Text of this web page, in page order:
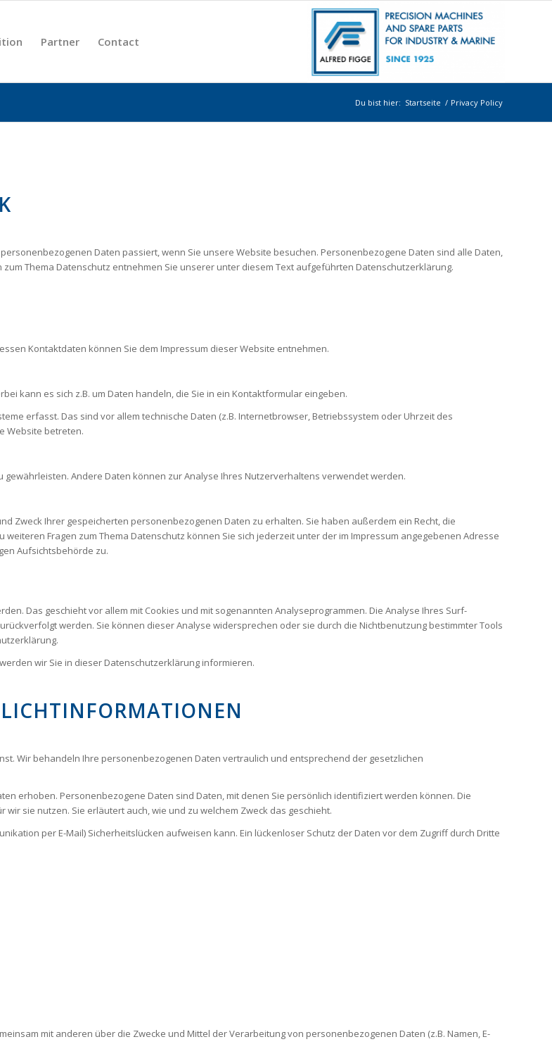
Partner Contact
Du bist hier: Startseite / Privacy Policy
Daten passiert, wenn Sie unsere Website besuchen. Personenbezogene Daten sind alle Daten,
Thema Datenschutz entnehmen Sie unserer unter diesem Text aufgeführten Datenschutzerklärung.
Kontaktdaten können Sie dem Impressum dieser Website entnehmen.
kann es sich z.B. um Daten handeln, die Sie in ein Kontaktformular eingeben.
erfasst. Das sind vor allem technische Daten (z.B. Internetbrowser, Betriebssystem oder Uhrzeit des
Website betreten.
Andere Daten können zur Analyse Ihres Nutzerverhaltens verwendet werden.
Zweck Ihrer gespeicherten personenbezogenen Daten zu erhalten. Sie haben außerdem ein Recht, die
Fragen zum Thema Datenschutz können Sie sich jederzeit unter der im Impressum angegebenen Adresse
Aufsichtsbehörde zu.
Das geschieht vor allem mit Cookies und mit sogenannten Analyseprogrammen. Die Analyse Ihres Surf-
werden. Sie können dieser Analyse widersprechen oder sie durch die Nichtbenutzung bestimmter Tools
wir Sie in dieser Datenschutzerklärung informieren.
Wir behandeln Ihre personenbezogenen Daten vertraulich und entsprechend der gesetzlichen
erhoben. Personenbezogene Daten sind Daten, mit denen Sie persönlich identifiziert werden können. Die
sie nutzen. Sie erläutert auch, wie und zu welchem Zweck das geschieht.
per E-Mail) Sicherheitslücken aufweisen kann. Ein lückenloser Schutz der Daten vor dem Zugriff durch Dritte
mit anderen über die Zwecke und Mittel der Verarbeitung von personenbezogenen Daten (z.B. Namen, E-